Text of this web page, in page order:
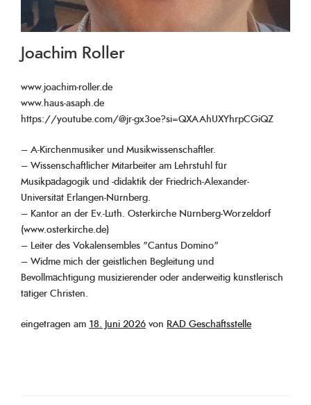
Joachim Roller
www.joachim-roller.de
www.haus-asaph.de
https://youtube.com/@jr-gx3oe?si=QXAAhUXYhrpCGiQZ
– A-Kirchenmusiker und Musikwissenschaftler.
– Wissenschaftlicher Mitarbeiter am Lehrstuhl für
Musikpädagogik und -didaktik der Friedrich-Alexander-
Universität Erlangen-Nürnberg.
– Kantor an der Ev.-Luth. Osterkirche Nürnberg-Worzeldorf
(www.osterkirche.de)
– Leiter des Vokalensembles "Cantus Domino"
– Widme mich der geistlichen Begleitung und
Bevollmächtigung musizierender oder anderweitig künstlerisch
tätiger Christen.
eingetragen am Veröffentlicht
18. Juni 2026 von RAD Geschäftsstelle